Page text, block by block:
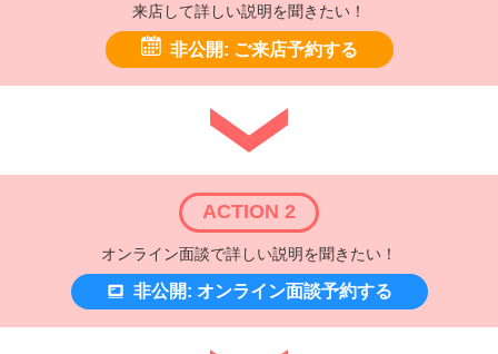
来店して詳しい説明を聞きたい！
非公開: ご来店予約する
ACTION 2
オンライン面談で詳しい説明を聞きたい！
非公開: オンライン面談予約する